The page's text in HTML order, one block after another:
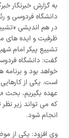
به گزارش خبرنگار
دانشگاه فردوسی و
در هم اندیشی
ظرفیت و ایده های
تشییع پیکر امام
گفت: دانشگاه
خواهد بود و برنامه
است. یکی از
عهده بگیریم، بحث
که می تواند زیر
انجام شود.
وی افزود: یکی از